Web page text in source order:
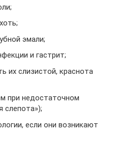
эмали;
и гастрит;
их слизистой, краснота
при недостаточном
слепота»);
если они возникают